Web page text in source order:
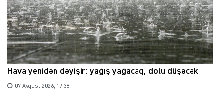
Hava yenidən dəyişir: yağış yağacaq, dolu düşəcək
07 Avqust 2026, 17:38